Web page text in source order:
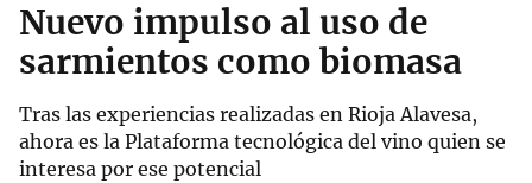
Nuevo impulso al uso de
sarmientos como biomasa
Tras las experiencias realizadas en Rioja Alavesa,
ahora es la Plataforma tecnológica del vino quien se
interesa por ese potencial